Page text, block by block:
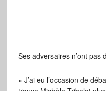
Ses adversaires n’ont pas
« J’ai eu l’occasion de